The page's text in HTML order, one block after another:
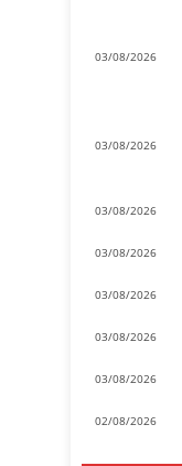
03/08/2026
03/08/2026
03/08/2026
03/08/2026
03/08/2026
03/08/2026
03/08/2026
02/08/2026